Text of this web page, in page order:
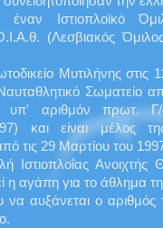
Ιστιοπλοϊκό
(Λεσβιακός Όμιλος
Μυτιλήνης στις
Σωματείο
υπ' αριθμόν πρωτ. Γ/
και είναι μέλος
τις 29 Μαρτίου του
Ανοιχτής
αγάπη για το άθλημα
αυξάνεται ο